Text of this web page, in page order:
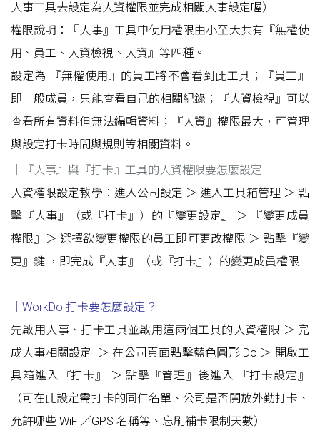
人事工具去設定為人資權限並完成相關人事設定喔）
權限說明：『人事』工具中使用權限由小至大共有『無權使
用、員工、人資檢視、人資』等四種。
設定為 『無權使用』的員工將不會看到此工具；『員工』
即一般成員，只能查看自己的相關紀錄；『人資檢視』可以
查看所有資料但無法編輯資料；『人資』權限最大，可管理
與設定打卡時間與規則等相關資料。
｜『人事』與『打卡』工具的人資權限要怎麼設定
人資權限設定教學：進入公司設定 ＞ 進入工具箱管理 ＞ 點
擊『人事』（或『打卡』）的『變更設定』 ＞ 『變更成員
權限』＞ 選擇欲變更權限的員工即可更改權限 ＞ 點擊『變
更』鍵 ，即完成『人事』（或『打卡』）的變更成員權限
｜WorkDo 打卡要怎麼設定？
先啟用人事、打卡工具並啟用這兩個工具的人資權限 ＞ 完
成人事相關設定
＞ 在公司頁面點擊藍色圓形 Do ＞ 開啟工
具箱進入『打卡』 ＞ 點擊『管理』後進入 『打卡設定』
（可在此設定需打卡的同仁名單、公司是否開放外勤打卡、
允許哪些 WiFi／GPS 名稱等、忘刷補卡限制天數）